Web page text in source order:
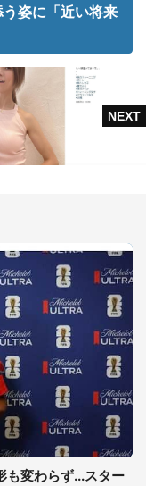
姿に「近い将来
も変わらず...スター